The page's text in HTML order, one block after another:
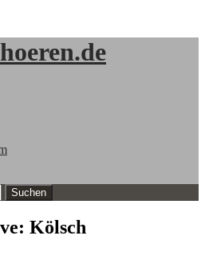
Kölsch